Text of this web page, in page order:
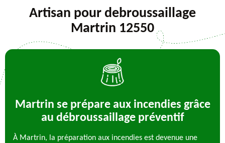
Artisan pour debroussaillage
Martrin 12550
Martrin se prépare aux incendies grâce
au débroussaillage préventif
À Martrin, la préparation aux incendies est devenue une